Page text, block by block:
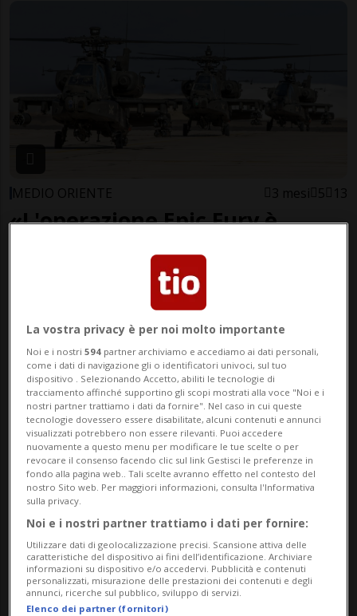
MEDIO ORIENTE 3 mesi 5 13
«L'operazione Epic Fury è
BASILEA CITTÀ
Pistole puntate e due persone
arrestate: blitz spettacolare
della polizia
La vostra privacy è per noi molto importante
Noi e i nostri594 partner archiviamo e accediamo ai dati personali,
come i dati di navigazione gli o identificatori univoci, sul tuo
dispositivo . Selezionando Accetto, abiliti le tecnologie di
tracciamento affinché supportino gli scopi mostrati alla voce "Noi e i
nostri partner trattiamo i dati da fornire". Nel caso in cui queste
tecnologie dovessero essere disabilitate, alcuni contenuti e annunci
visualizzati potrebbero non essere rilevanti. Puoi accedere
nuovamente a questo menu per modificare le tue scelte o per
revocare il consenso facendo clic sul link Gestisci le preferenze in
fondo alla pagina web.. Tali scelte avranno effetto nel contesto del
nostro Sito web. Per maggiori informazioni, consulta l'Informativa
sulla privacy.
Noi e i nostri partner trattiamo i dati per fornire:
Utilizzare dati di geolocalizzazione precisi. Scansione attiva delle
caratteristiche del dispositivo ai fini dell’identificazione. Archiviare
informazioni su dispositivo e/o accedervi. Pubblicità e contenuti
personalizzati, misurazione delle prestazioni dei contenuti e degli
annunci, ricerche sul pubblico, sviluppo di servizi.
Elenco dei partner (fornitori)